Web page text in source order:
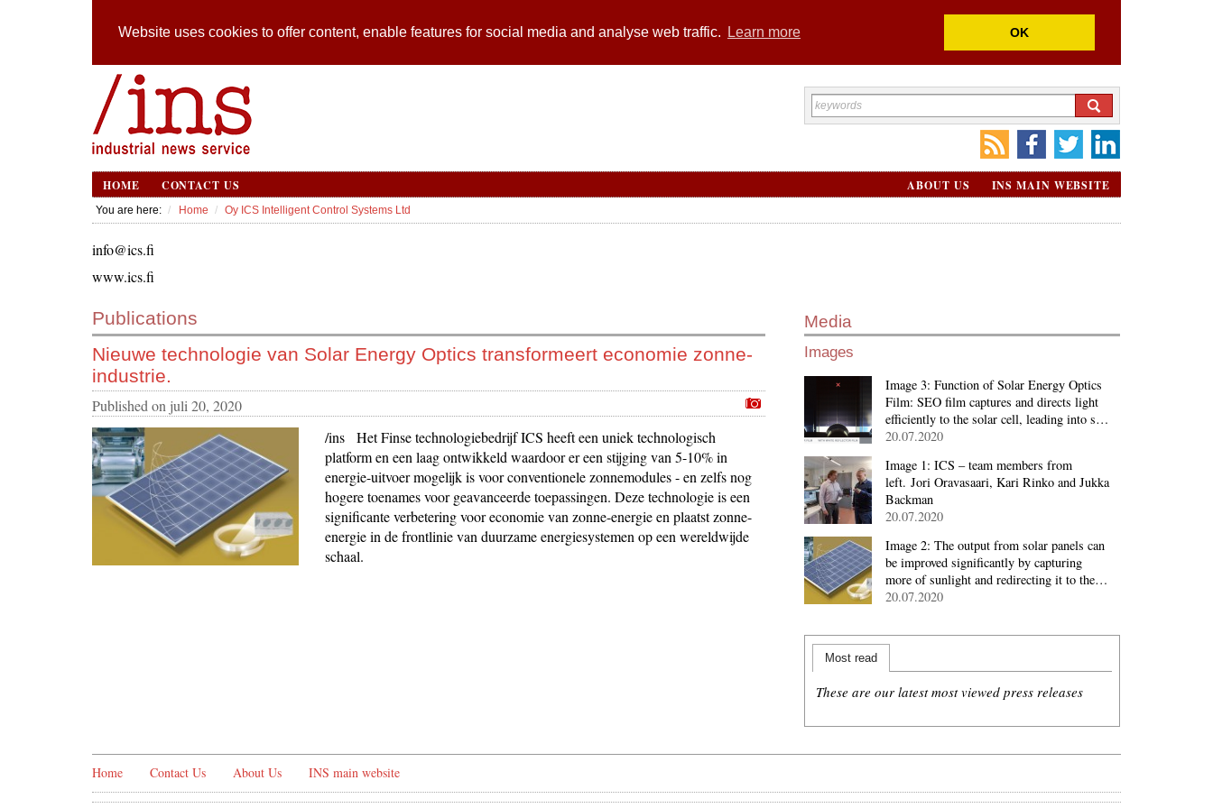
Website uses cookies to offer content, enable features for social media and analyse web traffic. Learn more OK
HOME CONTACT US INS MAIN WEBSITE
ABOUT US
You are here: Home Oy ICS Intelligent Control Systems Ltd
info@ics.fi
www.ics.fi
Publications
Nieuwe technologie van Solar Energy Optics transformeert economie zonne-
industrie.
Published on juli 20, 2020
/ins Het Finse technologiebedrijf ICS heeft een uniek technologisch
platform en een laag ontwikkeld waardoor er een stijging van 5-10% in
energie-uitvoer mogelijk is voor conventionele zonnemodules - en zelfs nog
hogere toenames voor geavanceerde toepassingen. Deze technologie is een
significante verbetering voor economie van zonne-energie en plaatst zonne-
energie in de frontlinie van duurzame energiesystemen op een wereldwijde
schaal.
Media
Images
Image 3: Function of Solar Energy Optics
Film: SEO film captures and directs light
efficiently to the solar cell, leading into s…
20.07.2020
Image 1: ICS – team members from
left. Jori Oravasaari, Kari Rinko and Jukka
Backman
20.07.2020
Image 2: The output from solar panels can
be improved significantly by capturing
more of sunlight and redirecting it to the…
20.07.2020
Most read
These are our latest most viewed press releases
Home Contact Us About Us INS main website